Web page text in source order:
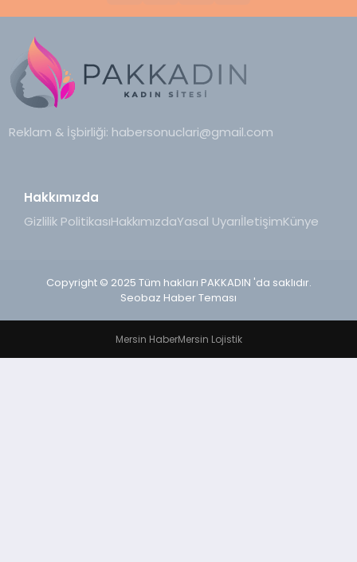
Reklam & İşbirliği: habersonuclari@gmail.com
Hakkımızda
Gizlilik PolitikasıHakkımızdaYasal UyarıİletişimKünye
Copyright © 2025 Tüm hakları PAKKADIN 'da saklıdır.
Seobaz Haber Teması
Mersin HaberMersin Lojistik